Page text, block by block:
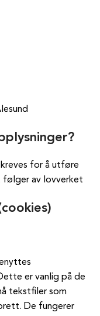
for å utføre
følger av lovverket
er vanlig på de
tekstfiler som
De fungerer